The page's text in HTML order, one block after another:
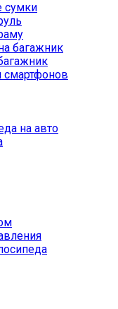
сумки
багажник
смартфонов
на авто